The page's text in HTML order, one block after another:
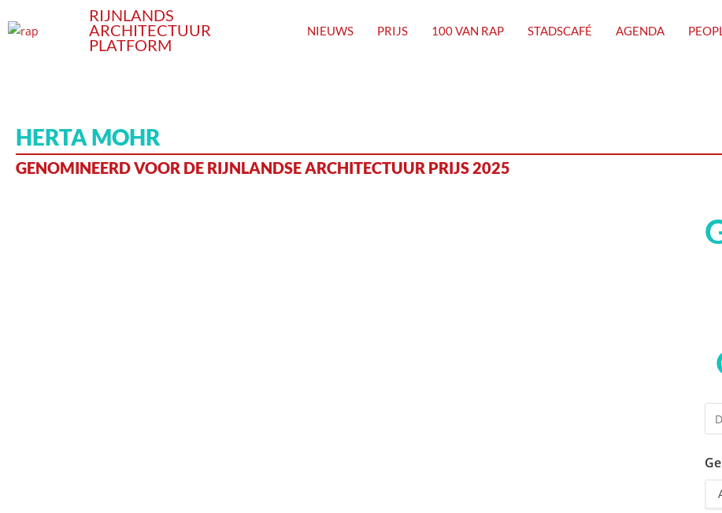
RIJNLANDS
ARCHITECTUUR
PLATFORM
NIEUWS PRIJS 100 VAN RAP STADSCAFÉ AGENDA
HERTA MOHR
GENOMINEERD VOOR DE RIJNLANDSE ARCHITECTUUR PRIJS 2025